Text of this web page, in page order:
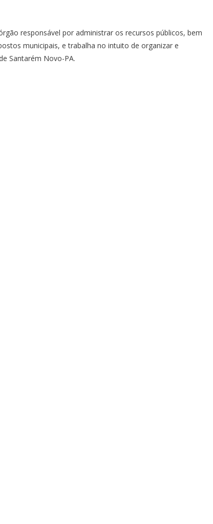
responsável por administrar os recursos públicos, bem
municipais, e trabalha no intuito de organizar e
Santarém Novo-PA.